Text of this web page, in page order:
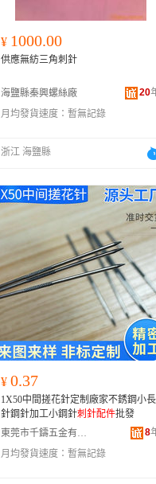
¥ 1000.00
供應無紡三角刺針
海鹽縣秦興螺絲廠 20
月均發貨速度： 暫無記錄
浙江 海鹽縣
¥ 0.37
1X50中間搓花針定制廠家不銹鋼小長
針鋼針加工小鋼針刺針配件批發
東莞市千鑄五金有限公司
8
月均發貨速度： 暫無記錄